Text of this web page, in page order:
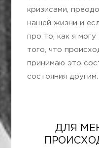
кризисами,
нашей жизни и
про то, как я
того, что
принимаю это
состояния другим.
ДЛЯ